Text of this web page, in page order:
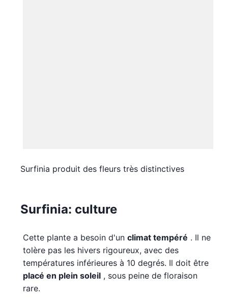
Surfinia produit des fleurs très distinctives
Surfinia: culture
Cette plante a besoin d'un climat tempéré . Il ne
tolère pas les hivers rigoureux, avec des
températures inférieures à 10 degrés. Il doit être
placé en plein soleil , sous peine de floraison
rare.